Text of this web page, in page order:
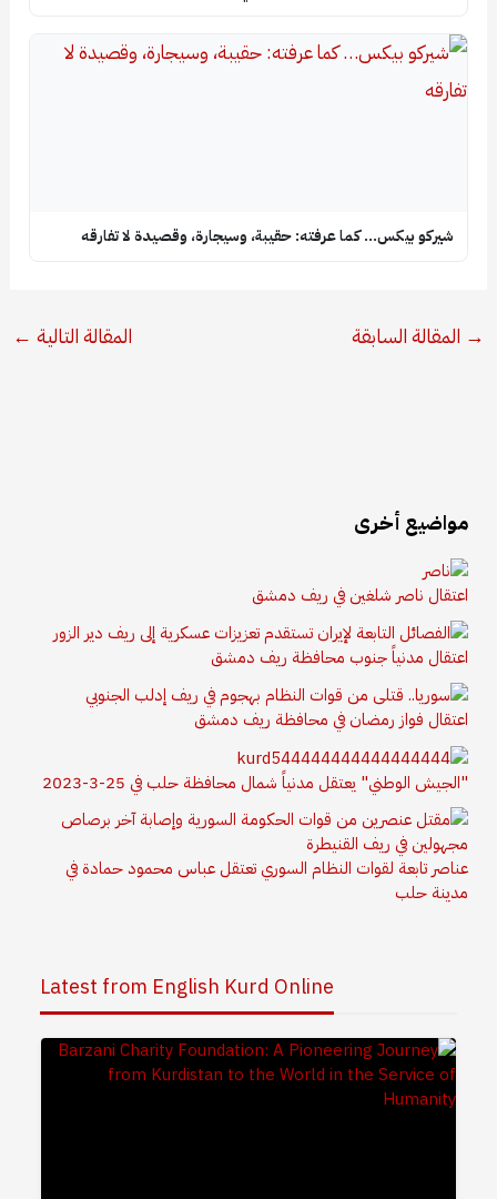
شيركو بيكس… كما عرفته: حقيبة، وسيجارة، وقصيدة لا تفارقه
→ المقالة السابقة المقالة التالية ←
مواضيع أخرى
اعتقال ناصر شلغين في ريف دمشق
اعتقال مدنياً جنوب محافظة ريف دمشق
اعتقال فواز رمضان في محافظة ريف دمشق
"الجيش الوطني" يعتقل مدنياً شمال محافظة حلب في 25-3-2023
عناصر تابعة لقوات النظام السوري تعتقل عباس محمود حمادة في
مدينة حلب
Latest from English Kurd Online